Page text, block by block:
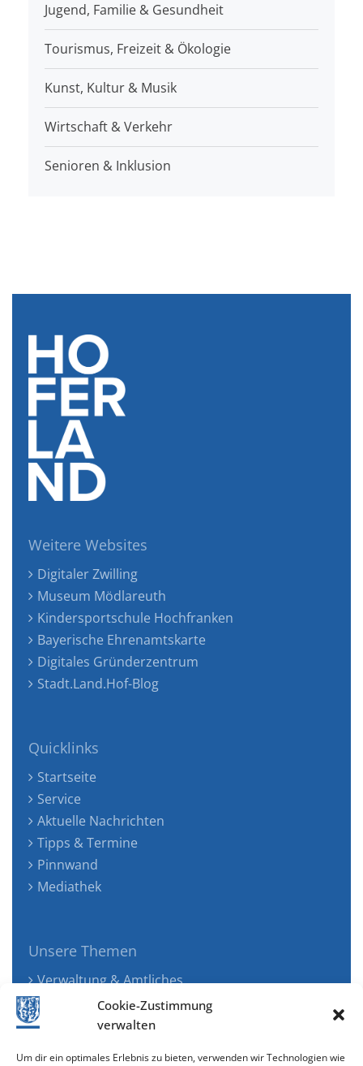
Cookie-Zustimmung
verwalten
Um dir ein optimales Erlebnis zu bieten, verwenden wir Technologien wie
Jugend, Familie & Gesundheit
Tourismus, Freizeit & Ökologie
Kunst, Kultur & Musik
Wirtschaft & Verkehr
Senioren & Inklusion
Weitere Websites
Digitaler Zwilling
Museum Mödlareuth
Kindersportschule Hochfranken
Bayerische Ehrenamtskarte
Digitales Gründerzentrum
Stadt.Land.Hof-Blog
Quicklinks
Startseite
Service
Aktuelle Nachrichten
Tipps & Termine
Pinnwand
Mediathek
Unsere Themen
Verwaltung & Amtliches
Jugend, Familie & Gesundheit
Tourismus, Freizeit & Ökologie